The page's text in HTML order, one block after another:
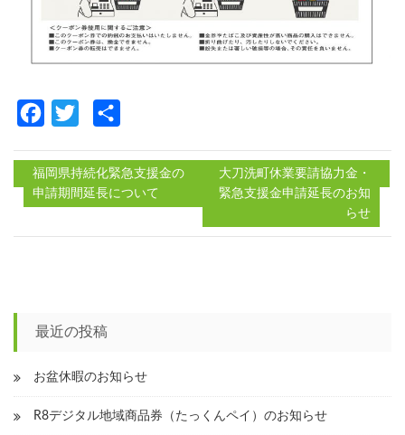
FacebookTwitter
投
稿
ゲ
シ
ョ
福岡県持続化緊急支援金の
申請期間延長について
大刀洗町休業要請協力金・
緊急支援金申請延長のお知
らせ
最近の投稿
お盆休暇のお知らせ
R8デジタル地域商品券（たっくんペイ）のお知らせ